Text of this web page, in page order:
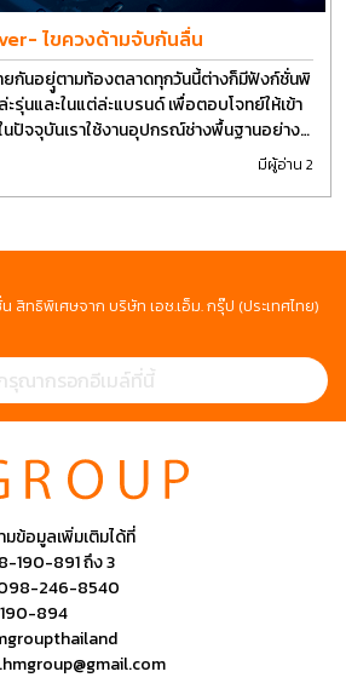
ไขควงด้ามจับกันลื่น
ยกันอยุู่ตามท้องตลาดทุกวันนี้ต่างก็มีฟังก์ชั่นพิ
รุ่นและในแต่ล่ะแบรนด์ เพื่อตอบโจทย์ให้เข้า
ปัจจุบันเราใช้งานอุปกรณ์ช่างพื้นฐานอย่าง
ภททำให้มีการปรับเปลี่ยนรูปแบบ
มีผู้อ่าน 2
สิทธิพิเศษจาก บริษัท เอช.เอ็ม. กรุ๊ป (ประเทศไทย)
ข้อมูลเพิ่มเติมได้ที่
190-891 ถึง 3
246-8540
894